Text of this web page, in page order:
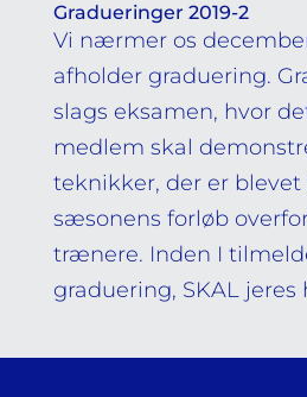
Gradueringer 2019-2
Vi nærmer os
afholder graduering.
slags eksamen, hvor
medlem skal
teknikker, der er
sæsonens forløb
trænere. Inden I
graduering, SKAL